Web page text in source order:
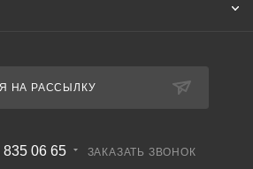
НА РАССЫЛКУ
835 06 65 ЗАКАЗАТЬ ЗВОНОК